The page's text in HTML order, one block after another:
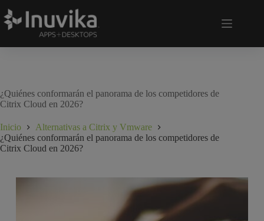
¿Quiénes conformarán el panorama de los competidores de
Citrix Cloud en 2026?
Inicio
Alternativas a Citrix y Vmware
¿Quiénes conformarán el panorama de los competidores de
Citrix Cloud en 2026?